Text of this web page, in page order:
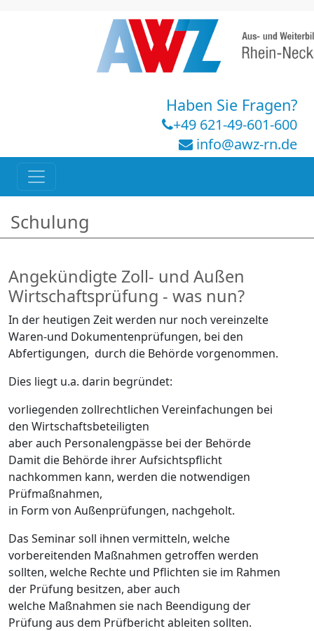
Haben Sie Fragen?
+49 621-49-601-600
info@awz-rn.de
Schulung
Angekündigte Zoll- und Außen
Wirtschaftsprüfung - was nun?
In der heutigen Zeit werden nur noch vereinzelte
Waren-und Dokumentenprüfungen, bei den
Abfertigungen, durch die Behörde vorgenommen.
Dies liegt u.a. darin begründet:
vorliegenden zollrechtlichen Vereinfachungen bei
den Wirtschaftsbeteiligten
aber auch Personalengpässe bei der Behörde
Damit die Behörde ihrer Aufsichtspflicht
nachkommen kann, werden die notwendigen
Prüfmaßnahmen,
in Form von Außenprüfungen, nachgeholt.
Das Seminar soll ihnen vermitteln, welche
vorbereitenden Maßnahmen getroffen werden
sollten, welche Rechte und Pflichten sie im Rahmen
der Prüfung besitzen, aber auch
welche Maßnahmen sie nach Beendigung der
Prüfung aus dem Prüfbericht ableiten sollten.